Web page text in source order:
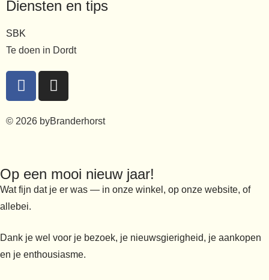
Diensten en tips
SBK
Te doen in Dordt
© 2026 byBranderhorst
Op een mooi nieuw jaar!
Wat fijn dat je er was — in onze winkel, op onze website, of
allebei.
Dank je wel voor je bezoek, je nieuwsgierigheid, je aankopen
en je enthousiasme.